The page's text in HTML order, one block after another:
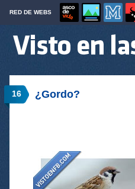
RED DE WEBS
16 ¿Gordo?